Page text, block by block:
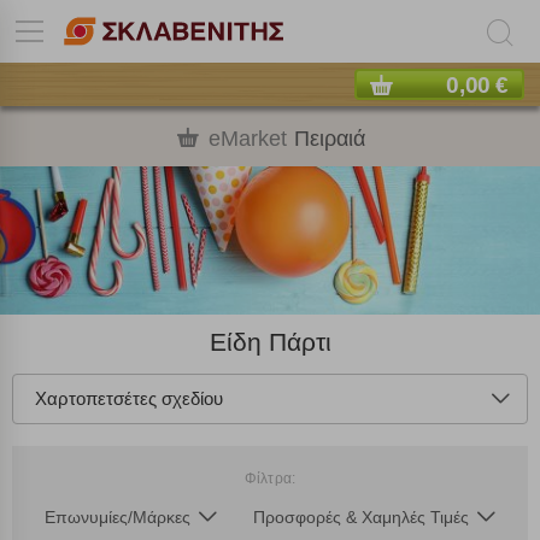
0,00 €
eMarket Πειραιά
Είδη Πάρτι
Χαρτοπετσέτες σχεδίου
Φίλτρα:
Επωνυμίες/Μάρκες Προσφορές & Χαμηλές Τιμές